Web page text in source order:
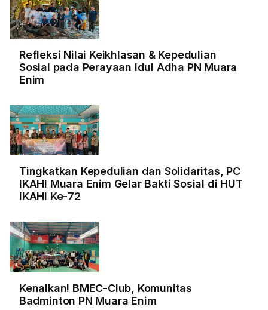
Refleksi Nilai Keikhlasan & Kepedulian
Sosial pada Perayaan Idul Adha PN Muara
Enim
Tingkatkan Kepedulian dan Solidaritas, PC
IKAHI Muara Enim Gelar Bakti Sosial di HUT
IKAHI Ke-72
Kenalkan! BMEC-Club, Komunitas
Badminton PN Muara Enim